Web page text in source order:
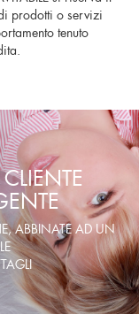
prodotti o servizi
tenuto
ABBINATE AD UN